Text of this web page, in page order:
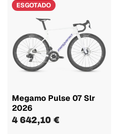
ESGOTADO
Megamo Pulse 07 Slr
2026
4 642,10 €